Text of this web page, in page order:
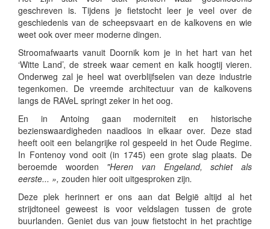
geschreven is. Tijdens je fietstocht leer je veel over de
geschiedenis van de scheepsvaart en de kalkovens en wie
weet ook over meer moderne dingen.
Stroomafwaarts vanuit Doornik kom je in het hart van het
‘Witte Land’, de streek waar cement en kalk hoogtij vieren.
Onderweg zal je heel wat overblijfselen van deze industrie
tegenkomen. De vreemde architectuur van de kalkovens
langs de RAVeL springt zeker in het oog.
En in Antoing gaan moderniteit en historische
bezienswaardigheden naadloos in elkaar over. Deze stad
heeft ooit een belangrijke rol gespeeld in het Oude Regime.
In Fontenoy vond ooit (in 1745) een grote slag plaats. De
beroemde woorden "Heren van Engeland, schiet als
eerste... », zouden hier ooit uitgesproken zijn.
Deze plek herinnert er ons aan dat België altijd al het
strijdtoneel geweest is voor veldslagen tussen de grote
buurlanden. Geniet dus van jouw fietstocht in het prachtige